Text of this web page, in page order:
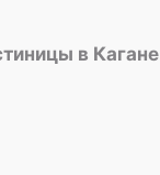
в Кагане